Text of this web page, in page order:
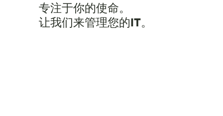
专注于你的使命。
让我们来管理您的IT。